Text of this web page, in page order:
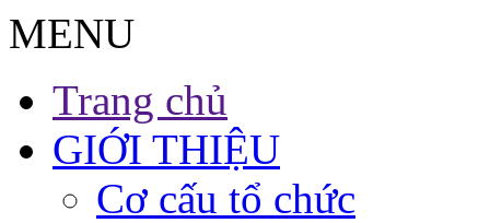
MENU
Trang chủ
GIỚI THIỆU
Cơ cấu tổ chức